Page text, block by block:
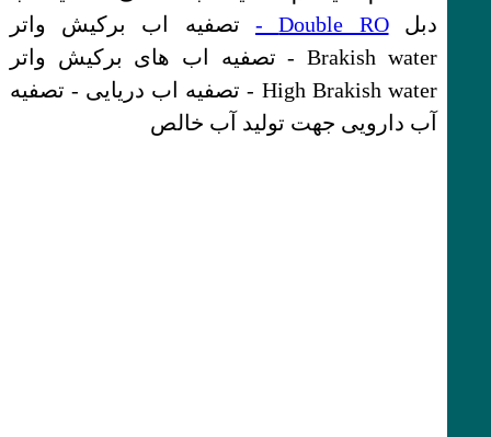
دبلDouble RO -
تصفیه اب برکیش واتر
Brakish water - تصفیه اب های برکیش واتر
High Brakish water - تصفیه اب دریایی - تصفیه
آب دارویی جهت تولید آب خالص